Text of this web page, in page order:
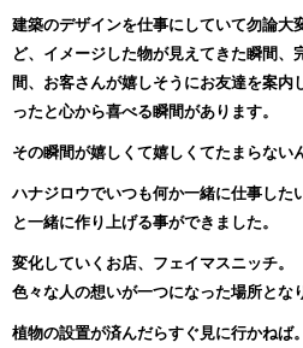
建築のデザインを仕事にしていて勿論大
ど、イメージした物が見えてきた瞬間、
間、お客さんが嬉しそうにお友達を案内
ったと心から喜べる瞬間があります。
その瞬間が嬉しくて嬉しくてたまらない
ハナジロウでいつも何か一緒に仕事した
と一緒に作り上げる事ができました。
変化していくお店、フェイマスニッチ。
色々な人の想いが一つになった場所とな
植物の設置が済んだらすぐ見に行かねば。